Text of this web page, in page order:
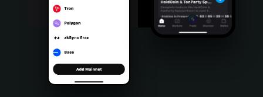
Português (Brasil)
Español (Argentina)